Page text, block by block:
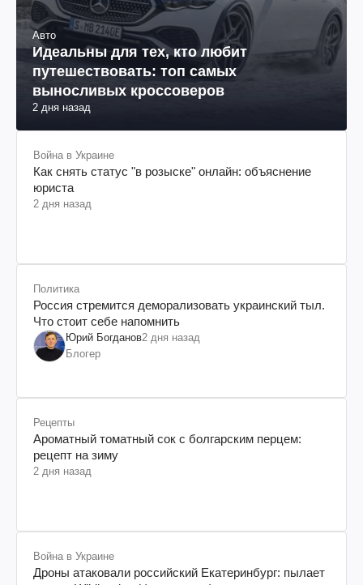
Авто
Идеальны для тех, кто любит
путешествовать: топ самых
выносливых кроссоверов
2 дня назад
Война в Украине
Как снять статус "в розыске" онлайн: объяснение
юриста
2 дня назад
Политика
Россия стремится деморализовать украинский тыл.
Что стоит себе напомнить
Юрий Богданов2 дня назад
Блогер
Рецепты
Ароматный томатный сок с болгарским перцем:
рецепт на зиму
2 дня назад
Война в Украине
Дроны атаковали российский Екатеринбург: пылает